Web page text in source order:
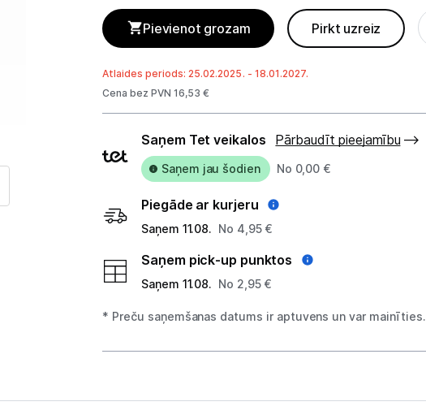
Telefona vāciņi un maciņi
Akumulatori (Power bank)
Auto telefona turētāji
Planšetdatori un aksesuāri
Pievienot grozam Pirkt uzreiz
Atlaides periods: 25.02.2025. - 18.01.2027.
Cena bez PVN 16,53 €
Piegādes
veidi
Saņem Tet veikalos Pārbaudīt pieejamību
Saņem jau šodien No 0,00 €
Piegāde ar kurjeru
Saņem 11.08. No 4,95 €
Saņem pick-up punktos
Saņem 11.08. No 2,95 €
* Preču saņemšanas datums ir aptuvens un var mainīties.